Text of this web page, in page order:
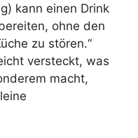
kann einen Drink
ohne den
zu stören.“
versteckt, was
macht,